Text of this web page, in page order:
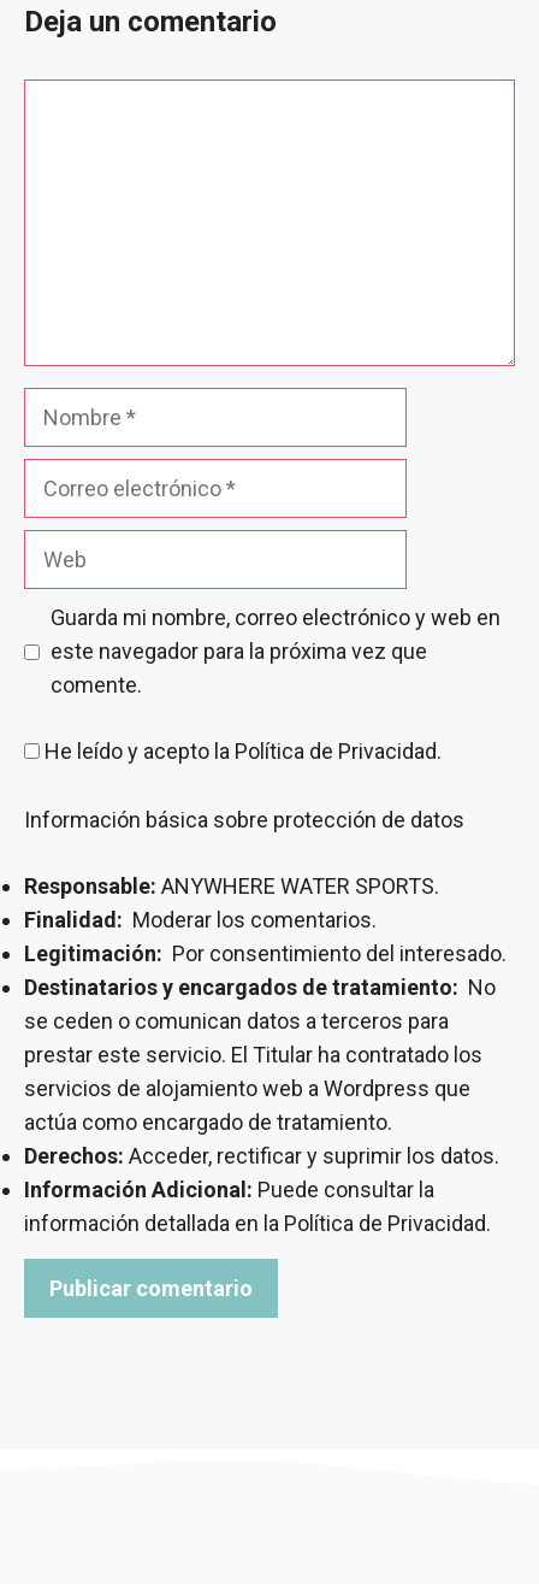
Deja un comentario
Nombre
Guarda mi nombre, correo electrónico y web en
este navegador para la próxima vez que
comente.
He leído y acepto la Política de Privacidad.
Información básica sobre protección de datos
Responsable: ANYWHERE WATER SPORTS.
Finalidad: Moderar los comentarios.
Legitimación: Por consentimiento del interesado.
Destinatarios y encargados de tratamiento: No
se ceden o comunican datos a terceros para
prestar este servicio. El Titular ha contratado los
servicios de alojamiento web a Wordpress que
actúa como encargado de tratamiento.
Derechos: Acceder, rectificar y suprimir los datos.
Información Adicional: Puede consultar la
información detallada en la Política de Privacidad.